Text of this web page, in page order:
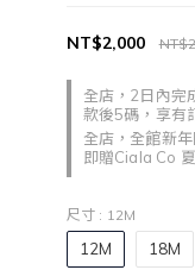
全店，2日內完
款後5碼，享有
全店，全館新
即贈Ciala Co
NT$2,000
尺寸 : 12M
12M 18M